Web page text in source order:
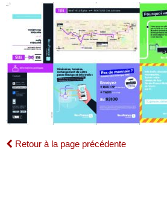
Retour à la page précédente